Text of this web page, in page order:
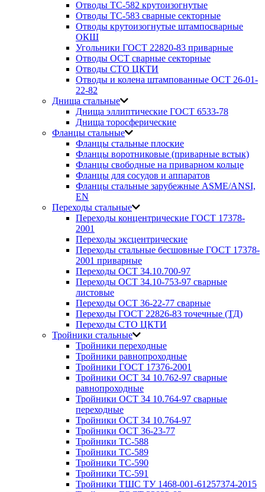
Отводы ТС-582 крутоизогнутые
Отводы ТС-583 сварные секторные
Отводы крутоизогнутые штампосварные
ОКШ
Угольники ГОСТ 22820-83 приварные
Отводы ОСТ сварные секторные
Отводы СТО ЦКТИ
Отводы и колена штампованные ОСТ 26-01-
22-82
Днища стальные
Днища эллиптические ГОСТ 6533-78
Днища торосферические
Фланцы стальные
Фланцы стальные плоские
Фланцы воротниковые (приварные встык)
Фланцы свободные на приварном кольце
Фланцы для сосудов и аппаратов
Фланцы стальные зарубежные ASME/ANSI,
EN
Переходы стальные
Переходы концентрические ГОСТ 17378-
2001
Переходы эксцентрические
Переходы стальные бесшовные ГОСТ 17378-
2001 приварные
Переходы ОСТ 34.10.700-97
Переходы ОСТ 34.10-753-97 сварные
листовые
Переходы ОСТ 36-22-77 сварные
Переходы ГОСТ 22826-83 точечные (ТД)
Переходы СТО ЦКТИ
Тройники стальные
Тройники переходные
Тройники равнопроходные
Тройники ГОСТ 17376-2001
Тройники ОСТ 34 10.762-97 сварные
равнопроходные
Тройники ОСТ 34 10.764-97 сварные
переходные
Тройники ОСТ 34 10.764-97
Тройники ОСТ 36-23-77
Тройники ТС-588
Тройники ТС-589
Тройники ТС-590
Тройники ТС-591
Тройники ТШС ТУ 1468-001-61257374-2015